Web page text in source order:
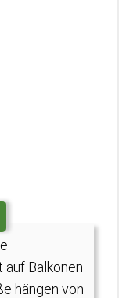
auf Balkonen
hängen von